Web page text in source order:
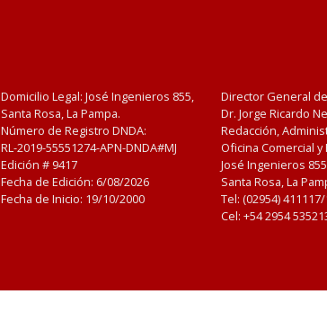
Domicilio Legal: José Ingenieros 855,
Santa Rosa, La Pampa.
Número de Registro DNDA:
RL-2019-55551274-APN-DNDA#MJ
Edición # 9417
Fecha de Edición: 6/08/2026
Fecha de Inicio: 19/10/2000
Director General
Dr. Jorge Ricardo
Redacción,
Oficina Comercial
José Ingenieros
Santa Rosa, La
Tel: (02954)
Cel: +54 2954